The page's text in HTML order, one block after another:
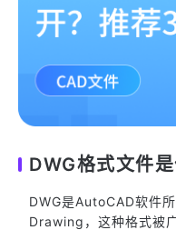
DWG格式文件
DWG是AutoCAD软件
Drawing，这种格式被